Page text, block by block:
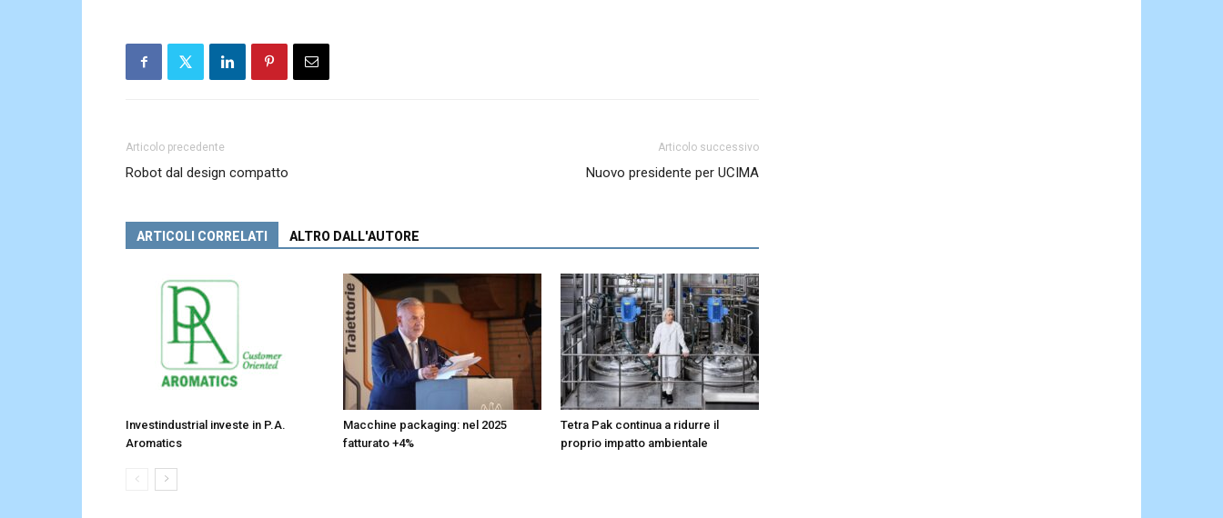
Articolo precedente
Robot dal design compatto
Articolo successivo
Nuovo presidente per UCIMA
ARTICOLI CORRELATI ALTRO DALL'AUTORE
Investindustrial investe in P.A.
Aromatics
Macchine packaging: nel 2025
fatturato +4%
Tetra Pak continua a ridurre il
proprio impatto ambientale